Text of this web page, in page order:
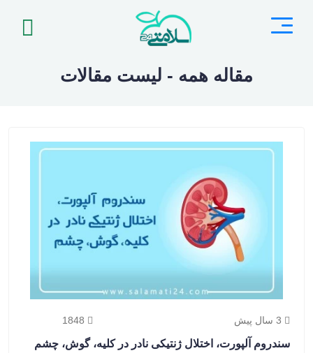
مقاله همه - لیست مقالات
3 سال پیش 1848
سندروم آلپورت، اختلال ژنتیکی نادر در کلیه، گوش، چشم